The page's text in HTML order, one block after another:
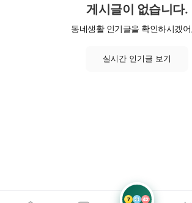
게시글이 없습니다.
동네생활 인기글을 확인하시겠
실시간 인기글 보기
7 21 42